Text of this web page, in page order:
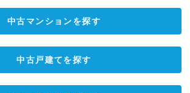
中古マンションを探す
中古戸建てを探す